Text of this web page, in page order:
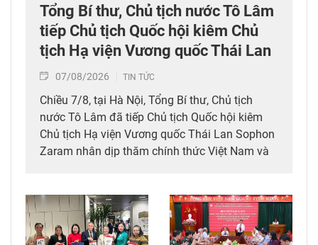
Tổng Bí thư, Chủ tịch nước Tô Lâm
tiếp Chủ tịch Quốc hội kiêm Chủ
tịch Hạ viện Vương quốc Thái Lan
07/08/2026 TIN TỨC
Chiều 7/8, tại Hà Nội, Tổng Bí thư, Chủ tịch
nước Tô Lâm đã tiếp Chủ tịch Quốc hội kiêm
Chủ tịch Hạ viện Vương quốc Thái Lan Sophon
Zaram nhân dịp thăm chính thức Việt Nam và
(6/8/1976 – 6/8/2026).